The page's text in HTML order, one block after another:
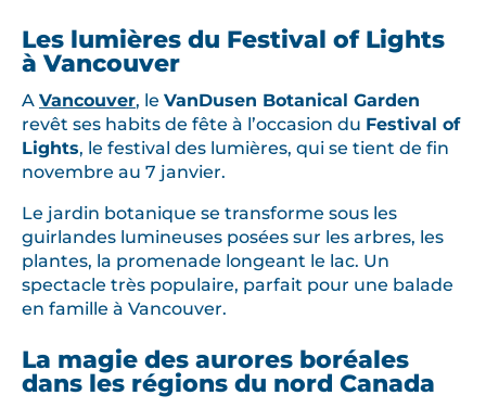
Les lumières du Festival of Lights
à Vancouver
A Vancouver, le VanDusen Botanical Garden
revêt ses habits de fête à l’occasion du Festival of
Lights, le festival des lumières, qui se tient de fin
novembre au 7 janvier.
Le jardin botanique se transforme sous les
guirlandes lumineuses posées sur les arbres, les
plantes, la promenade longeant le lac. Un
spectacle très populaire, parfait pour une balade
en famille à Vancouver.
La magie des aurores boréales
dans les régions du nord Canada